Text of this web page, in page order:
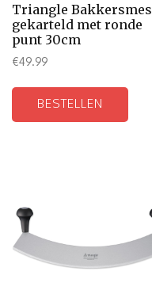
Triangle Bakkersmes
gekarteld met ronde
punt 30cm
€49.99
BESTELLEN